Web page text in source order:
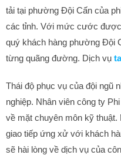
tải tại phường Đội Cấn của
các tỉnh. Với mức cước được
quý khách hàng phường Đội
từng quãng đường. Dịch vụ
Thái độ phục vụ của đội ngũ
nghiệp. Nhân viên công ty
về mặt chuyên môn kỹ
giao tiếp ứng xử với khách
sẽ hài lòng về dịch vụ của